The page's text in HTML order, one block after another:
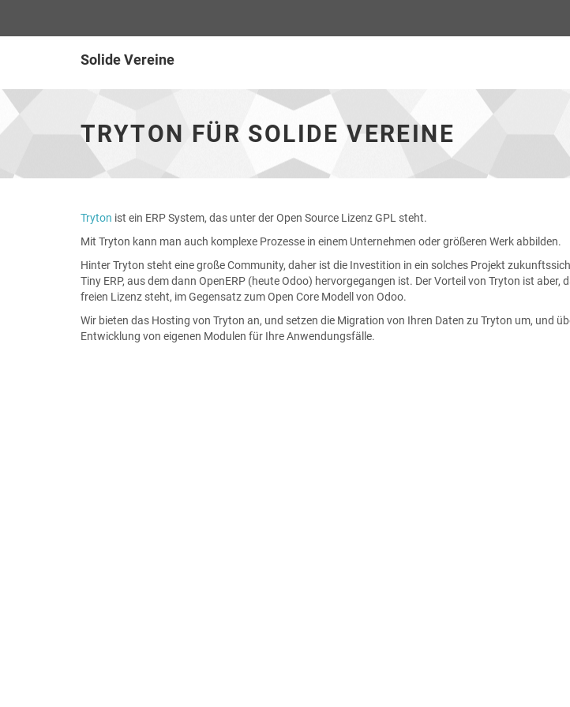
Solide Vereine
Vereine
zur
Hauptseite
TRYTON FÜR SOLIDE VEREINE
Tryton ist ein ERP System, das unter der Open Source Lizenz GPL steht.
Mit Tryton kann man auch komplexe Prozesse in einem Unternehmen oder größeren Werk abbilden.
Hinter Tryton steht eine große Community, daher ist die Investition in ein solches Projekt
Tiny ERP, aus dem dann OpenERP (heute Odoo) hervorgegangen ist. Der Vorteil von Tryton ist aber,
freien Lizenz steht, im Gegensatz zum Open Core Modell von Odoo.
Wir bieten das Hosting von Tryton an, und setzen die Migration von Ihren Daten zu Tryton um, und
Entwicklung von eigenen Modulen für Ihre Anwendungsfälle.